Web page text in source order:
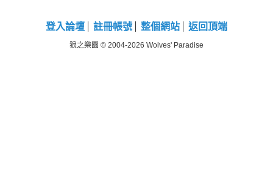
登入論壇 註冊帳號 整個網站 返回頂端
狼之樂園 © 2004-2026 Wolves' Paradise